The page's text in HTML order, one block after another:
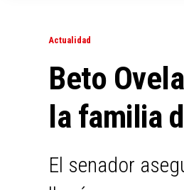
Actualidad
Beto
la familia
El senador